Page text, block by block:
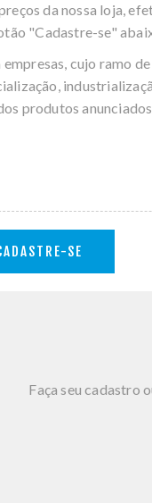
da nossa loja,
"Cadastre-se"
cujo ramo
produtos
SE
Faça seu cadastro